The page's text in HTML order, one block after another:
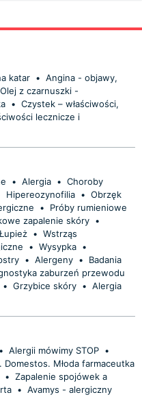
katar • Angina - objawy,
Olej z czarnuszki -
• Czystek – właściwości,
lecznicze i
• Alergia • Choroby
Hipereozynofilia • Obrzęk
•
Próby rumieniowe
zapalenie skóry •
Łupież • Wstrząs
• Wysypka •
• Alergeny •
Badania
zaburzeń przewodu
• Grzybice skóry • Alergia
• Alergii mówimy STOP •
Młoda farmaceutka
• Zapalenie spojówek a
• Avamys - alergiczny